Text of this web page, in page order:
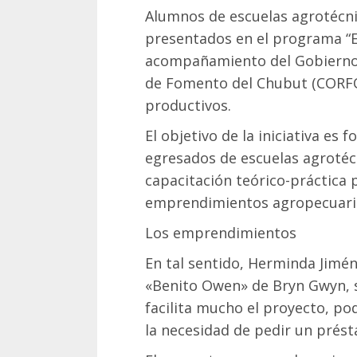
Alumnos de escuelas
presentados en el programa
acompañamiento del
de Fomento del Chubut
productivos.
El objetivo de la iniciativa es
egresados de escuelas
capacitación teórico-práctica
emprendimientos
Los emprendimientos
En tal sentido, Herminda
«Benito Owen» de Bryn Gwyn,
facilita mucho el proyecto,
la necesidad de pedir un